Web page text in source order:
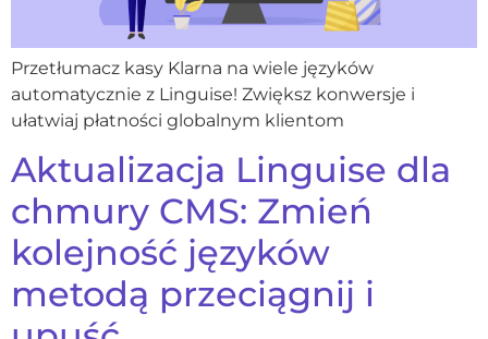
Przetłumacz kasy Klarna na wiele języków
automatycznie z Linguise! Zwiększ konwersje i
ułatwiaj płatności globalnym klientom
Aktualizacja Linguise dla
chmury CMS: Zmień
kolejność języków
metodą przeciągnij i